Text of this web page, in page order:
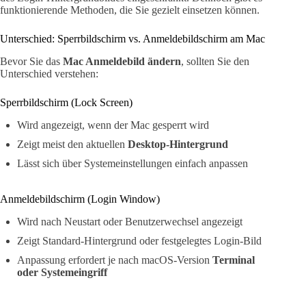
funktionierende Methoden, die Sie gezielt einsetzen können.
Unterschied: Sperrbildschirm vs. Anmeldebildschirm am Mac
Bevor Sie das Mac Anmeldebild ändern, sollten Sie den
Unterschied verstehen:
Sperrbildschirm (Lock Screen)
Wird angezeigt, wenn der Mac gesperrt wird
Zeigt meist den aktuellen Desktop-Hintergrund
Lässt sich über Systemeinstellungen einfach anpassen
Anmeldebildschirm (Login Window)
Wird nach Neustart oder Benutzerwechsel angezeigt
Zeigt Standard-Hintergrund oder festgelegtes Login-Bild
Anpassung erfordert je nach macOS-Version Terminal
oder Systemeingriff